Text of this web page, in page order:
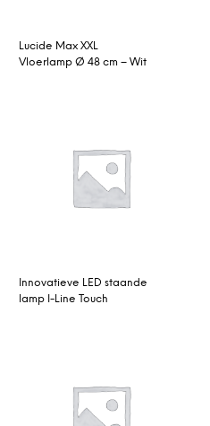
Lucide Max XXL
Vloerlamp Ø 48 cm – Wit
Innovatieve LED staande
lamp I-Line Touch